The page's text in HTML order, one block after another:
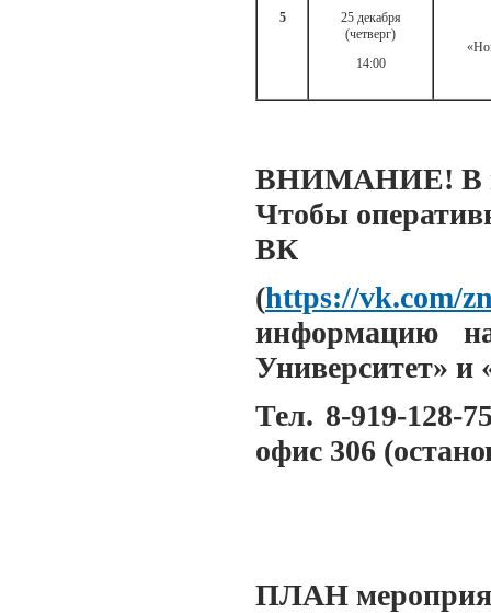
5
25 декабря
(четверг)
14:00
ВНИМАНИЕ! В
Чтобы
ВК
(https://vk.com/
информацию
Университет» и
Тел. 8-919-128-
офис 306
ПЛАН